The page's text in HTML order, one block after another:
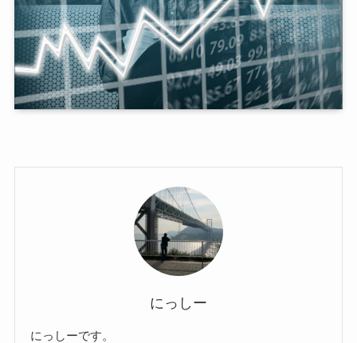
にっしー
にっしーです。